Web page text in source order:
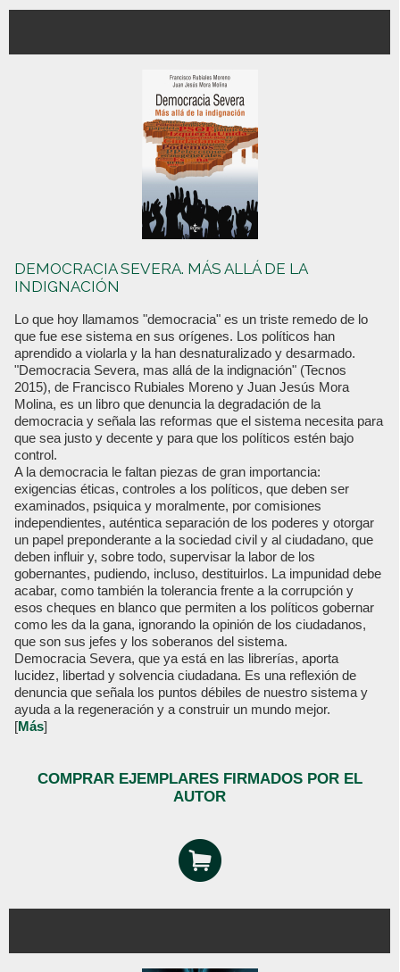
DEMOCRACIA SEVERA. MÁS ALLÁ DE LA
INDIGNACIÓN
Lo que hoy llamamos "democracia" es un triste remedo de lo
que fue ese sistema en sus orígenes. Los políticos han
aprendido a violarla y la han desnaturalizado y desarmado.
"Democracia Severa, mas allá de la indignación" (Tecnos
2015), de Francisco Rubiales Moreno y Juan Jesús Mora
Molina, es un libro que denuncia la degradación de la
democracia y señala las reformas que el sistema necesita para
que sea justo y decente y para que los políticos estén bajo
control.
A la democracia le faltan piezas de gran importancia:
exigencias éticas, controles a los políticos, que deben ser
examinados, psiquica y moralmente, por comisiones
independientes, auténtica separación de los poderes y otorgar
un papel preponderante a la sociedad civil y al ciudadano, que
deben influir y, sobre todo, supervisar la labor de los
gobernantes, pudiendo, incluso, destituirlos. La impunidad debe
acabar, como también la tolerancia frente a la corrupción y
esos cheques en blanco que permiten a los políticos gobernar
como les da la gana, ignorando la opinión de los ciudadanos,
que son sus jefes y los soberanos del sistema.
Democracia Severa, que ya está en las librerías, aporta
lucidez, libertad y solvencia ciudadana. Es una reflexión de
denuncia que señala los puntos débiles de nuestro sistema y
ayuda a la regeneración y a construir un mundo mejor.
[Más]
COMPRAR EJEMPLARES FIRMADOS POR EL
AUTOR